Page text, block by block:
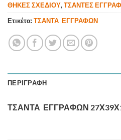
ΘΗΚΕΣ ΣΧΕΔΙΟΥ,ΤΣΑΝΤΕΣ
Ετικέτα:ΤΣΑΝΤΑ ΕΓΓΡΑΦΩΝ
ΠΕΡΙΓΡΑΦΉ
ΤΣΑΝΤΑ ΕΓΓΡΑΦΩΝ